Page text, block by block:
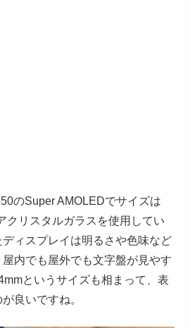
のSuper AMOLEDでサイズは
クリスタルガラスを使用してい
ィスプレイは明るさや色味など
内でも屋外でも文字盤が見やす
というサイズも相まって、表
良いですね。